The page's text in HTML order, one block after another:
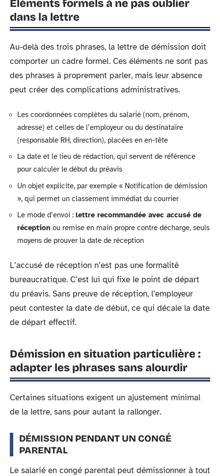
Éléments formels à ne pas oublier
dans la lettre
Au-delà des trois phrases, la lettre de démission doit
comporter un cadre formel. Ces éléments ne sont pas
des phrases à proprement parler, mais leur absence
peut créer des complications administratives.
Les coordonnées complètes du salarié (nom, prénom,
adresse) et celles de l’employeur ou du destinataire
(responsable RH, direction), placées en en-tête
La date et le lieu de rédaction, qui servent de référence
pour calculer le début du préavis
Un objet explicite, par exemple « Notification de démission
», qui permet un classement immédiat du courrier
Le mode d’envoi : lettre recommandée avec accusé de
réception ou remise en main propre contre décharge, seuls
moyens de prouver la date de réception
L’accusé de réception n’est pas une formalité
bureaucratique. C’est lui qui fixe le point de départ
du préavis. Sans preuve de réception, l’employeur
peut contester la date de début, ce qui décale la date
de départ effectif.
Démission en situation particulière :
adapter les phrases sans alourdir
Certaines situations exigent un ajustement minimal
de la lettre, sans pour autant la rallonger.
DÉMISSION PENDANT UN CONGÉ
PARENTAL
Le salarié en congé parental peut démissionner à tout